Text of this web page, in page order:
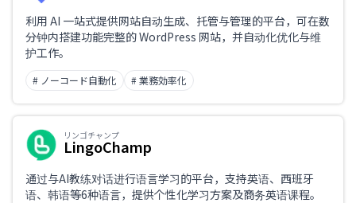
利用 AI 一站式提供网站自动生成、托管与管理的平台，可在数
分钟内搭建功能完整的 WordPress 网站，并自动化优化与维
护工作。
# ノーコード自動化 # 業務効率化
リンゴチャンプ
LingoChamp
通过与AI教练对话进行语言学习的平台，支持英语、西班牙
语、韩语等6种语言，提供个性化学习方案及商务英语课程。